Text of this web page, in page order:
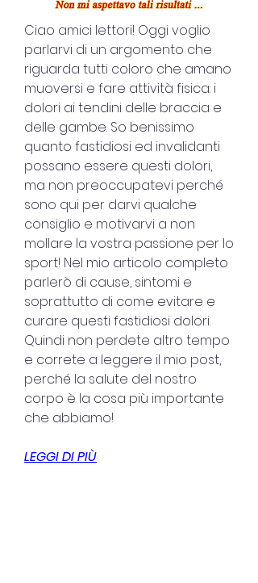
Ciao amici lettori! Oggi voglio
parlarvi di un argomento che
riguarda tutti coloro che amano
muoversi e fare attività fisica: i
dolori ai tendini delle braccia e
delle gambe. So benissimo
quanto fastidiosi ed invalidanti
possano essere questi dolori,
ma non preoccupatevi perché
sono qui per darvi qualche
consiglio e motivarvi a non
mollare la vostra passione per lo
sport! Nel mio articolo completo
parlerò di cause, sintomi e
soprattutto di come evitare e
curare questi fastidiosi dolori.
Quindi non perdete altro tempo
e correte a leggere il mio post,
perché la salute del nostro
corpo è la cosa più importante
che abbiamo!
LEGGI DI PIÙ